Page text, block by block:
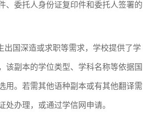
、委托人身份证复印件和委托人签署的
出国深造或求职等需求，学校提供了学
该副本的学位类型、学科名称等依据国
用。若需其他语种副本或有其他翻译需
处办理，或通过学信网申请。